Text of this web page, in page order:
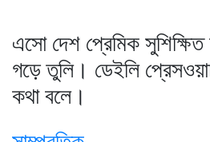
এসো দেশ প্রেমিক
গড়ে তুলি। ডেইলি
কথা বলে।